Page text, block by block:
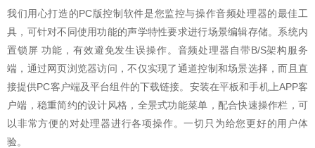
我们用心打造的PC版控制软件是您监控与操作音频处理器的最佳工
具，可针对不同使用功能的声学特性要求进行场景编辑存储。系统内
置锁屏 功能，有效避免发生误操作。音频处理器自带B/S架构服务
端，通过网页浏览器访问，不仅实现了通道控制和场景选择，而且直
接提供PC客户端及平台组件的下载链接。安装在平板和手机上APP客
户端，稳重简约的设计风格，全景式功能菜单，配合快速操作栏，可
以非常方便的对处理器进行各项操作。一切只为给您更好的用户体
验。